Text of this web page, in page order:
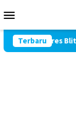
ke
Mobile
Terbaru
Polres Blitar